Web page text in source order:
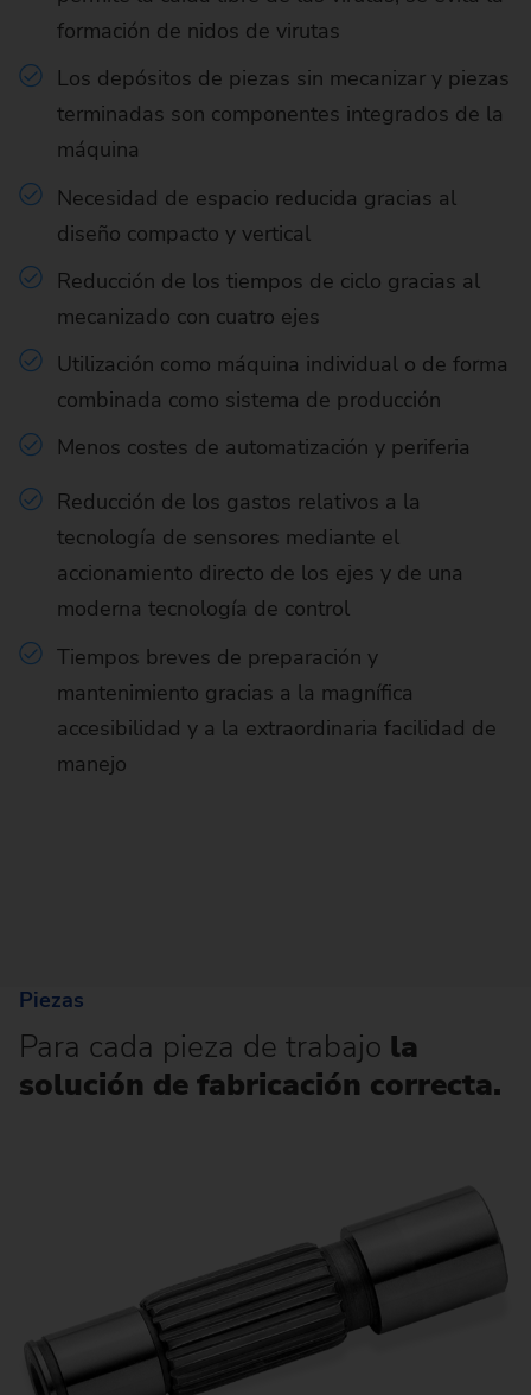
formación de nidos de virutas
Los depósitos de piezas sin mecanizar y piezas
terminadas son componentes integrados de la
máquina
Necesidad de espacio reducida gracias al
diseño compacto y vertical
Reducción de los tiempos de ciclo gracias al
mecanizado con cuatro ejes
Utilización como máquina individual o de forma
combinada como sistema de producción
Menos costes de automatización y periferia
Reducción de los gastos relativos a la
tecnología de sensores mediante el
accionamiento directo de los ejes y de una
moderna tecnología de control
Tiempos breves de preparación y
mantenimiento gracias a la magnífica
accesibilidad y a la extraordinaria facilidad de
manejo
Piezas
Para cada pieza de trabajo la
solución de fabricación correcta.